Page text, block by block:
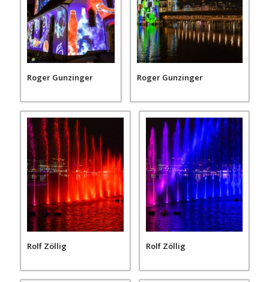
Roger Gunzinger Roger Gunzinger
Rolf Zöllig Rolf Zöllig